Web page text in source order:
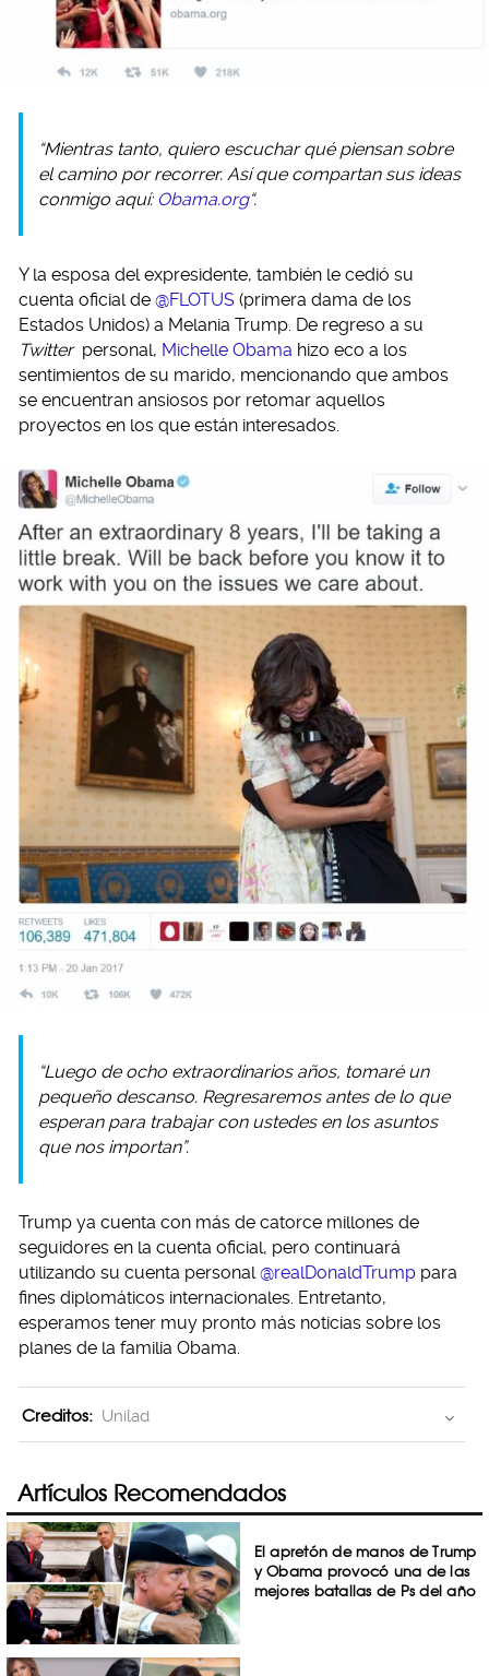
“Mientras tanto, quiero escuchar qué piensan sobre
el camino por recorrer. Así que compartan sus ideas
conmigo aquí: Obama.org“.
Y la esposa del expresidente, también le cedió su
cuenta oficial de @FLOTUS (primera dama de los
Estados Unidos) a Melania Trump. De regreso a su
Twitter personal, Michelle Obama hizo eco a los
sentimientos de su marido, mencionando que ambos
se encuentran ansiosos por retomar aquellos
proyectos en los que están interesados.
“Luego de ocho extraordinarios años, tomaré un
pequeño descanso. Regresaremos antes de lo que
esperan para trabajar con ustedes en los asuntos
que nos importan”.
Trump ya cuenta con más de catorce millones de
seguidores en la cuenta oficial, pero continuará
utilizando su cuenta personal@realDonaldTrump para
fines diplomáticos internacionales. Entretanto,
esperamos tener muy pronto más noticias sobre los
planes de la familia Obama.
Creditos: Unilad
Artículos Recomendados
El apretón de manos de Trump
y Obama provocó una de las
mejores batallas de Ps del año